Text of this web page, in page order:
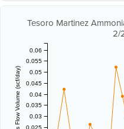
Tesoro Martinez
2/
Vent Gas Flow Volume (scf/day) 0.025
0.03
0.035
0.04
0.045
0.05
0.055
0.06